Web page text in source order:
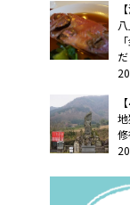
だ